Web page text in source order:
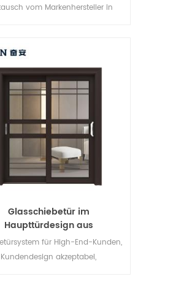
vom Markenhersteller in
Glasschiebetür im
Haupttürdesign aus
Aluminiumlegierung
für High-End-Kunden,
Kundendesign akzeptabel,